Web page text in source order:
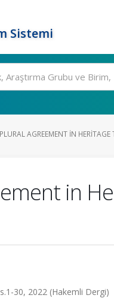
Sistemi
AGREEMENT IN HERITAGE
in
30, 2022 (Hakemli Dergi)